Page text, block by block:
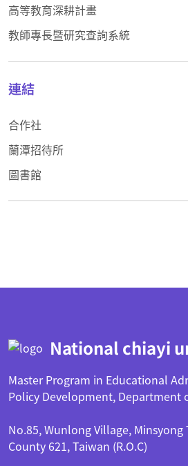
高等教育深耕計畫
教師專長暨研究查詢系統
連結
合作社
蘭潭招待所
圖書館
National chiayi
Master Program in Educational
Policy Development, Department
No.85, Wunlong Village, Minsyong
County 621, Taiwan (R.O.C)